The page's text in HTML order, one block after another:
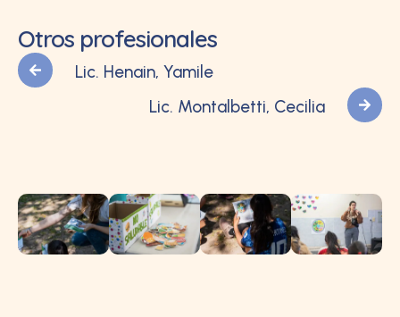
Otros profesionales
Lic. Henain, Yamile
Lic. Montalbetti, Cecilia